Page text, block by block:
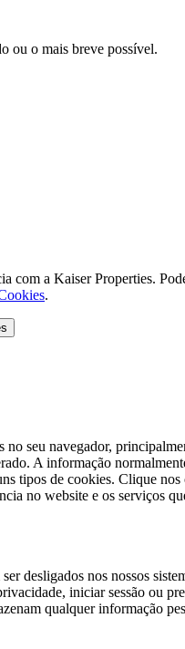
ou o mais breve possível.
com a Kaiser Properties.
.
seu navegador,
A informação
tipos de cookies. Clique
no website e os serviços
desligados nos nossos
iniciar sessão ou
qualquer informação